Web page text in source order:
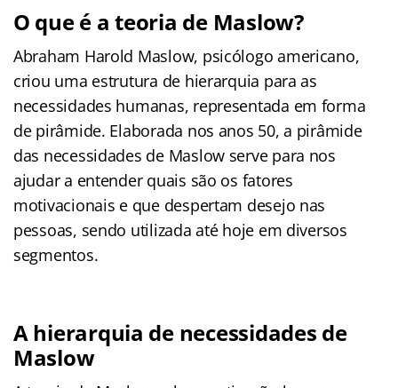
O que é a teoria de Maslow?
Abraham Harold Maslow, psicólogo americano,
criou uma estrutura de hierarquia para as
necessidades humanas, representada em forma
de pirâmide. Elaborada nos anos 50, a pirâmide
das necessidades de Maslow serve para nos
ajudar a entender quais são os fatores
motivacionais e que despertam desejo nas
pessoas, sendo utilizada até hoje em diversos
segmentos.
A hierarquia de necessidades de
Maslow